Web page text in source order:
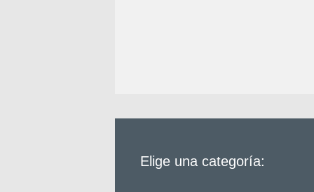
Elige una categoría: